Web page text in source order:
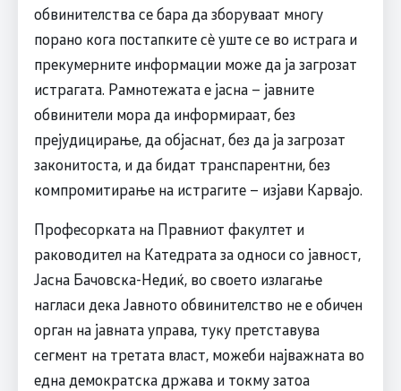
обвинителства се бара да зборуваат многу
порано кога постапките сè уште се во истрага и
прекумерните информации може да ја загрозат
истрагата. Рамнотежата е јасна – јавните
обвинители мора да информираат, без
прејудицирање, да објаснат, без да ја загрозат
законитоста, и да бидат транспарентни, без
компромитирање на истрагите – изјави Карвајо.
Професорката на Правниот факултет и
раководител на Катедрата за односи со јавност,
Јасна Бачовска-Недиќ, во своето излагање
нагласи дека Јавното обвинителство не е обичен
орган на јавната управа, туку претставува
сегмент на третата власт, можеби најважната во
една демократска држава и токму затоа